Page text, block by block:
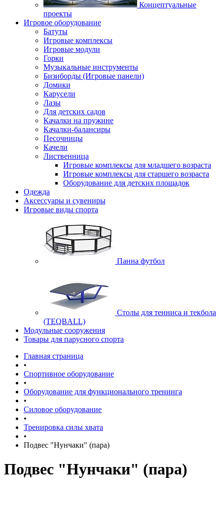
Концептуальные
проекты
Игровое оборудование
Батуты
Игровые комплексы
Игровые модули
Горки
Музыкальные инструменты
Бизиборды (Игровые панели)
Домики
Карусели
Лазы
Для детских садов
Качалки на пружине
Качалки-балансиры
Песочницы
Качели
Лиственница
Игровые комплексы для младшего возраста
Игровые комплексы для старшего возраста
Оборудование для детских площадок
Одежда
Аксессуары и сувениры
Игровые виды спорта
Панна футбол
Cтолы для тенниса и текбола
(TEQBALL)
Модульные сооружения
Товары для парусного спорта
Главная страница
•
Спортивное оборудование
•
Оборудование для функционального тренинга
•
Силовое оборудование
•
Тренировка силы хвата
•
Подвес "Нунчаки" (пара)
Подвес "Нунчаки" (пара)